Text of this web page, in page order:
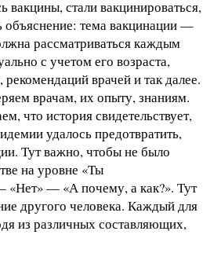
вакцины, стали вакцинироваться,
объяснение: тема вакцинации —
рассматриваться каждым
с учетом его возраста,
рекомендаций врачей и так далее.
врачам, их опыту, знаниям.
что история свидетельствует,
удалось предотвратить,
Тут важно, чтобы не было
на уровне «Ты
«Нет» — «А почему, а как?». Тут
другого человека. Каждый для
из различных составляющих,